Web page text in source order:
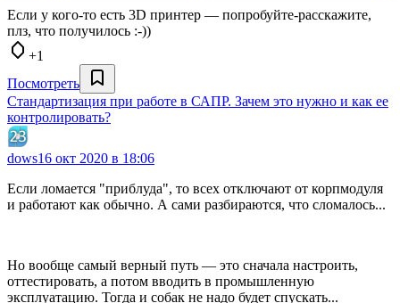
Если у кого-то есть 3D принтер — попробуйте-расскажите,
плз, что получилось :-))
+1
Посмотреть
Стандартизация при работе в САПР. Зачем это нужно и как ее
контролировать?
dows16 окт 2020 в 18:06
Если ломается "приблуда", то всех отключают от корпмодуля
и работают как обычно. А сами разбираются, что сломалось...
Но вообще самый верный путь — это сначала настроить,
оттестировать, а потом вводить в промышленную
эксплуатацию. Тогда и собак не надо будет спускать...